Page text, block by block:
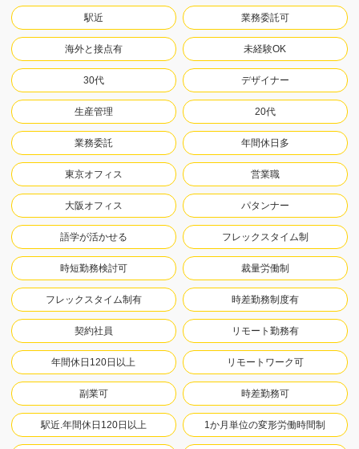
駅近 業務委託可
海外と接点有 未経験OK
30代 デザイナー
生産管理 20代
業務委託 年間休日多
東京オフィス 営業職
大阪オフィス パタンナー
語学が活かせる フレックスタイム制
時短勤務検討可 裁量労働制
フレックスタイム制有 時差勤務制度有
契約社員 リモート勤務有
年間休日120日以上 リモートワーク可
副業可 時差勤務可
駅近.年間休日120日以上 1か月単位の変形労働時間制